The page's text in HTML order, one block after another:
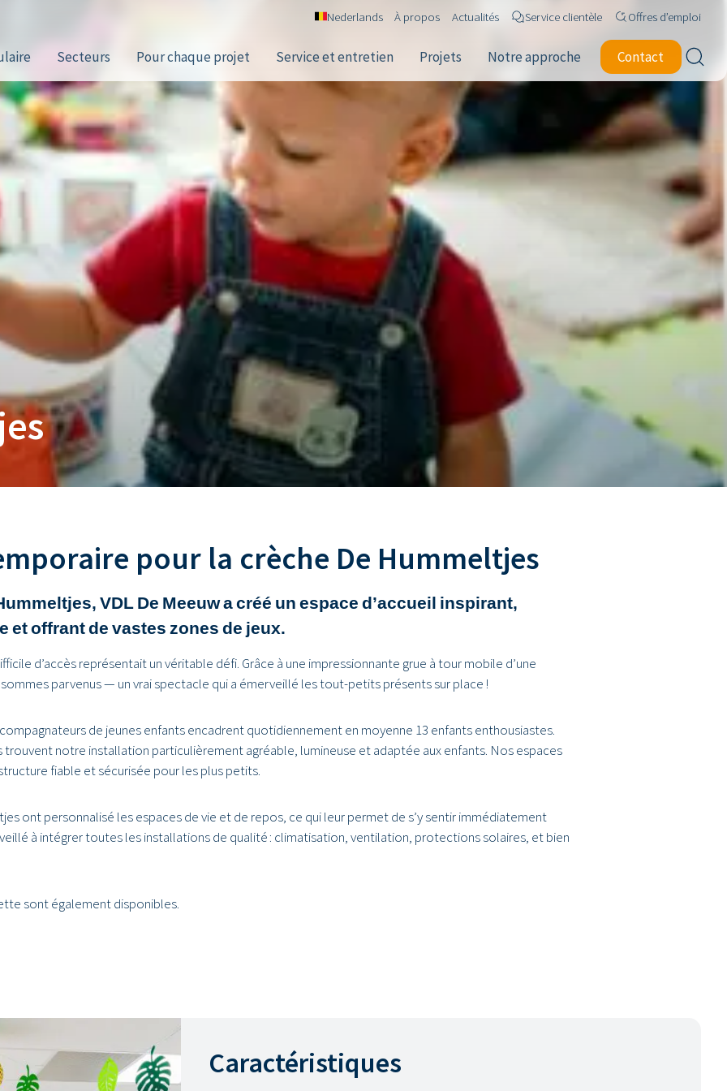
Nederlands À propos Actualités Service clientèle Offres d’emploi
Secteurs Pour chaque projet Service et entretien Projets Notre approche Contact
pour la crèche De Hummeltjes
VDL De Meeuw a créé un espace d’accueil inspirant,
et offrant de vastes zones de jeux.
d’accès représentait un véritable défi. Grâce à une impressionnante grue à tour mobile d’une
parvenus — un vrai spectacle qui a émerveillé les tout-petits présents sur place !
de jeunes enfants encadrent quotidiennement en moyenne 13 enfants enthousiastes.
trouvent notre installation particulièrement agréable, lumineuse et adaptée aux enfants. Nos espaces
fiable et sécurisée pour les plus petits.
ont personnalisé les espaces de vie et de repos, ce qui leur permet de s’y sentir immédiatement
à intégrer toutes les installations de qualité : climatisation, ventilation, protections solaires, et bien
sont également disponibles.
Caractéristiques